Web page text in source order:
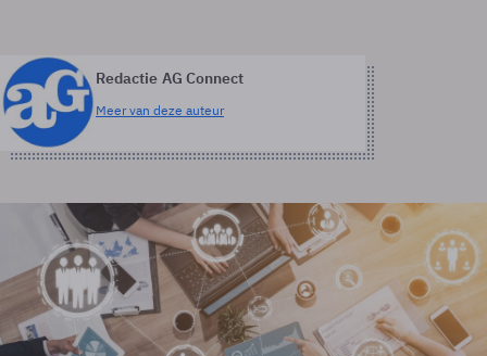
Redactie AG Connect
Meer van deze auteur